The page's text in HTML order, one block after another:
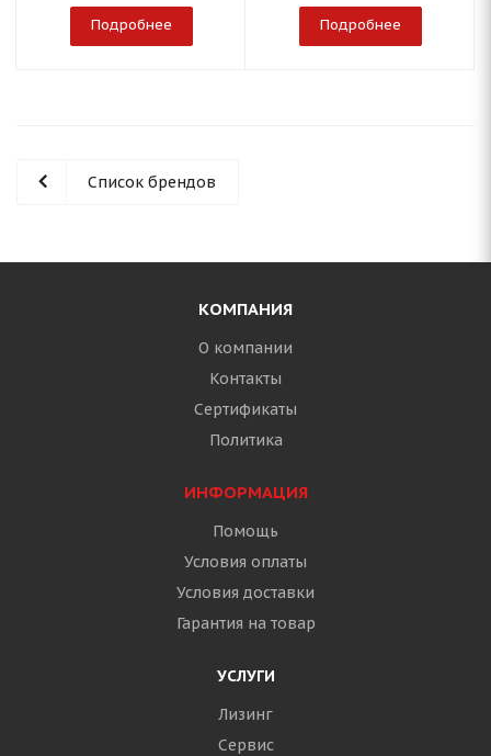
Подробнее Подробнее
Список брендов
КОМПАНИЯ
О компании
Контакты
Сертификаты
Политика
ИНФОРМАЦИЯ
Помощь
Условия оплаты
Условия доставки
Гарантия на товар
УСЛУГИ
Лизинг
Сервис